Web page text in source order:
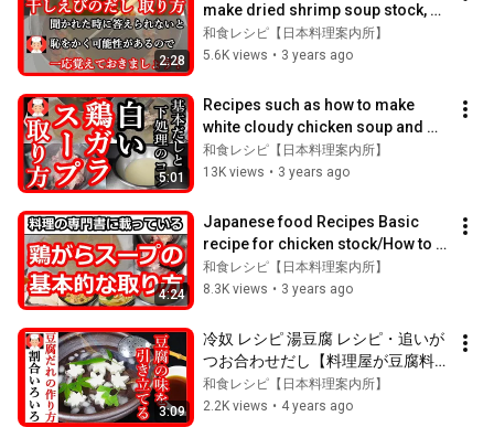
2:28
make dried shrimp soup stock,
proportions, usage examples, etc.
和食レシピ【日本料理案内所】
5.6K views • 3 years ago
5:01
Recipes such as how to make
white cloudy chicken soup and
bad examples, amounts and tips
和食レシピ【日本料理案内所】
13K views • 3 years ago
4:24
Japanese food Recipes Basic
recipe for chicken stock/How to
make chicken stock and how to
prepare it
和食レシピ【日本料理案内所】
8.3K views • 3 years ago
3:09
冷奴 レシピ 湯豆腐 レシピ・追いが
つお合わせだし【料理屋が豆腐料理
に使っている豆腐だれの作り方と割
合３つ】Japanese food👉#和食
和食レシピ【日本料理案内所】
2.2K views • 4 years ago